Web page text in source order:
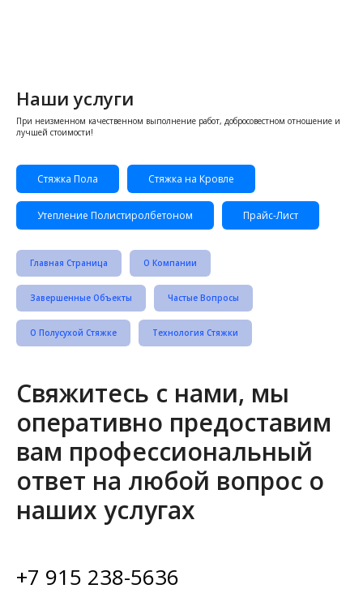
Наши услуги
При неизменном качественном выполнение работ, добросовестном отношение и
лучшей стоимости!
Стяжка Пола Стяжка на Кровле
Утепление Полистиролбетоном Прайс-Лист
Главная Страница О Компании
Завершенные Объекты Частые Вопросы
О Полусухой Стяжке Технология Стяжки
Свяжитесь с нами, мы
оперативно предоставим
вам профессиональный
ответ на любой вопрос о
наших услугах
+7 915 238-5636